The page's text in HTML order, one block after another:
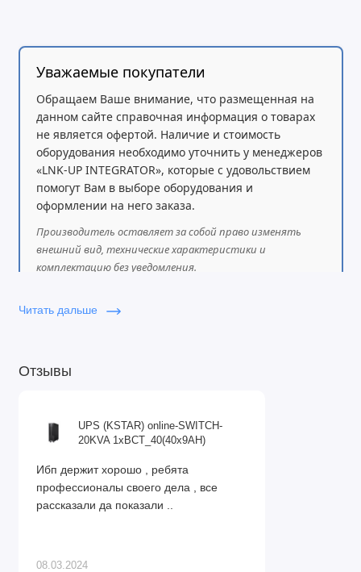
Уважаемые покупатели
Обращаем Ваше внимание, что размещенная на
данном сайте справочная информация о товарах
не является офертой. Наличие и стоимость
оборудования необходимо уточнить у менеджеров
«LNK-UP INTEGRATOR», которые с удовольствием
помогут Вам в выборе оборудования и
оформлении на него заказа.
Производитель оставляет за собой право изменять
внешний вид, технические характеристики и
комплектацию без уведомления.
Читать дальше
Отзывы
UPS (KSTAR) online-SWITCH-
20KVA 1xBCT_40(40x9AH)
Ибп держит хорошо , ребята
профессионалы своего дела , все
рассказали да показали ..
08.03.2024